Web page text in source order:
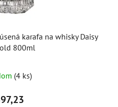
karafa na whisky Daisy
800ml
(4 ks)